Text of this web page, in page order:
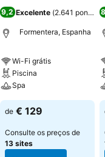
9,2 Excelente (2.641
Formentera, Espanha
Wi-Fi grátis
Piscina
Spa
de € 129
Consulte os preços de
13 sites